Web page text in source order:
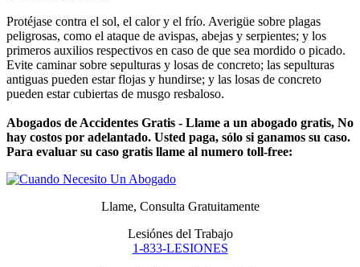
Protéjase contra el sol, el calor y el frío. Averigüe sobre plagas
peligrosas, como el ataque de avispas, abejas y serpientes; y los
primeros auxilios respectivos en caso de que sea mordido o picado.
Evite caminar sobre sepulturas y losas de concreto; las sepulturas
antiguas pueden estar flojas y hundirse; y las losas de concreto
pueden estar cubiertas de musgo resbaloso.
Abogados de Accidentes Gratis - Llame a un abogado gratis, No
hay costos por adelantado. Usted paga, sólo si ganamos su caso.
Para evaluar su caso gratis llame al numero toll-free:
Llame, Consulta Gratuitamente
Lesiónes del Trabajo
1-833-LESIONES